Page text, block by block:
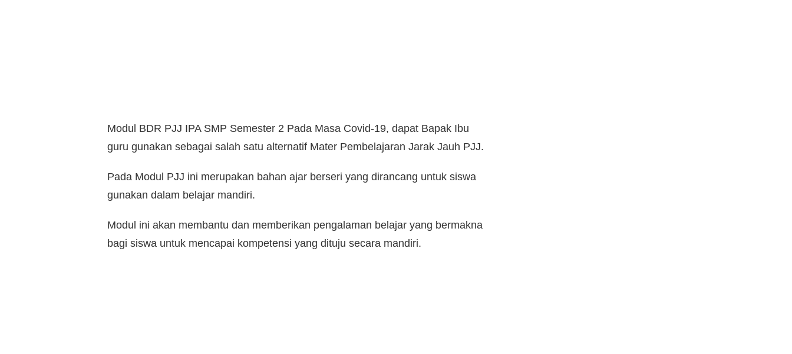
Modul BDR PJJ IPA SMP Semester 2 Pada Masa Covid-19, dapat Bapak Ibu
guru gunakan sebagai salah satu alternatif Mater Pembelajaran Jarak Jauh PJJ.
Pada Modul PJJ ini merupakan bahan ajar berseri yang dirancang untuk siswa
gunakan dalam belajar mandiri.
Modul ini akan membantu dan memberikan pengalaman belajar yang bermakna
bagi siswa untuk mencapai kompetensi yang dituju secara mandiri.